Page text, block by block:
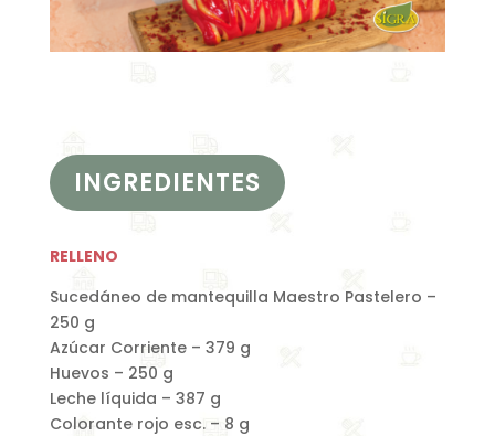
INGREDIENTES
RELLENO
Sucedáneo de mantequilla Maestro Pastelero –
250 g
Azúcar Corriente – 379 g
Huevos – 250 g
Leche líquida – 387 g
Colorante rojo esc. – 8 g